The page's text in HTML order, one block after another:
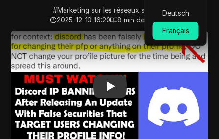
Deutsch
Français
#Marketing sur les réseaux sociaux
2025-12-19 16:20
8 min de lecture
Play Video:La nouvelle mesure de sécurité de